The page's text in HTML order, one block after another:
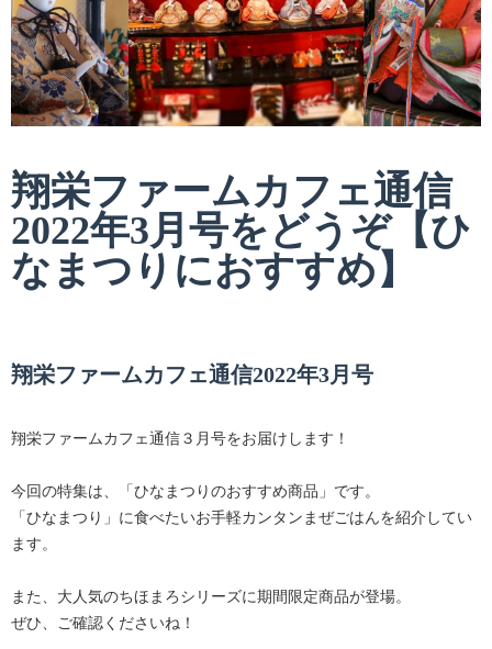
翔栄ファームカフェ通信
2022年3月号をどうぞ【ひ
なまつりにおすすめ】
翔栄ファームカフェ通信2022年3月号
翔栄ファームカフェ通信３月号をお届けします！
今回の特集は、「ひなまつりのおすすめ商品」です。
「ひなまつり」に食べたいお手軽カンタンまぜごはんを紹介してい
ます。
また、大人気のちほまろシリーズに期間限定商品が登場。
ぜひ、ご確認くださいね！